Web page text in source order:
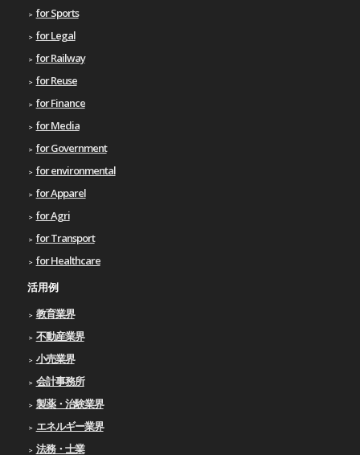
for Sports
for Legal
for Railway
for Reuse
for Finance
for Media
for Government
for environmental
for Apparel
for Agri
for Transport
for Healthcare
活用例
教育業界
不動産業界
小売業界
会計事務所
製薬・治験業界
エネルギー業界
法務・士業